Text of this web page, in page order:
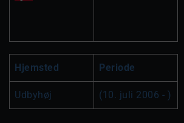
Hjemsted Periode
Udbyhøj (10. juli 2006 - )